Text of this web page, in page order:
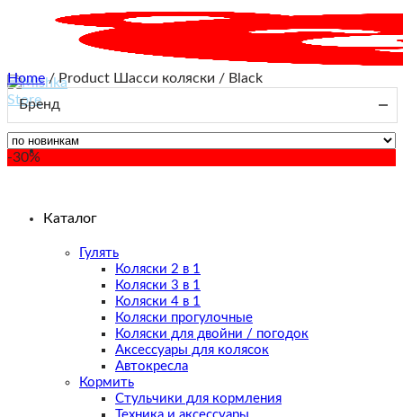
Каталог
Гулять
Коляски 2 в 1
Коляски 3 в 1
Коляски 4 в 1
Коляски прогулочные
Коляски для двойни / погодок
Аксессуары для колясок
Автокресла
Кормить
Стульчики для кормления
Home /Product Шасси коляски / Black
Бренд
-30%